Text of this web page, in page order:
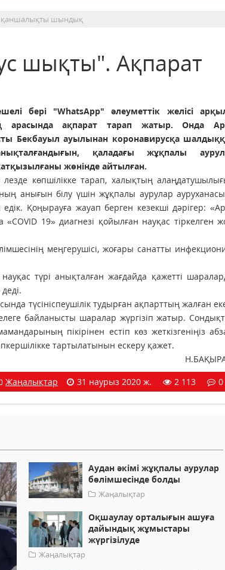
қаншалықты шындық
шықты". Ақпарат
"WhatsApp" әлеуметтік желісі
арасында ақпарат тарап жатыр. Онда
Бекбауыл ауылынан коронавирусқа
қаладағы жұқпалы
жөнінде айтылған.
көпшілікке тарап, халықтың
анығын білу үшін жұқпалы аурулар
Қоңырауға жауап берген кезекші дәрігер:
19» диагнезі қойылған науқас тіркелген
меңгерушісі, жоғары санатты
түрі анықталған жағдайда қажетті
түсініспеушілік тудырған ақпарттың жалған
байланысты шаралар жүргізіп жатыр.
пікірінен естіп көз жеткізгеніңіз
тартылатынын ескеру қажет.
Жаңалықтар
31 наурыз 2020 ж. 2 113 0
Аудан әкімі жұқпалы аурулар
бөлімшесінде болды
Жаңалықтар
Оқшаулау орталығын ашуға
дайындық жұмыстары
жүргізілуде
Жаңалықтар